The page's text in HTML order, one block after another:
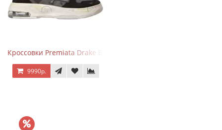
Кроссовки Premiata Drake Black Gray
9990р.